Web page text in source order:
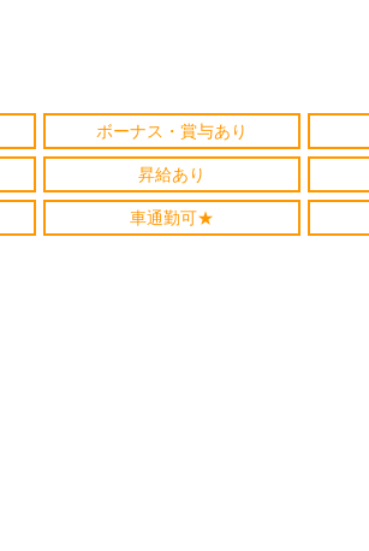
ボーナス・賞与あり
昇給あり
車通勤可★